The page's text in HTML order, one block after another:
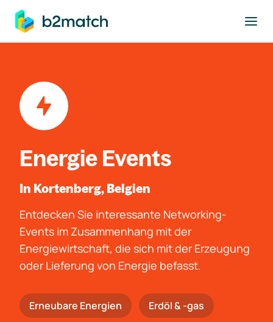
springen
Energie Events
In Kortenberg, Belgien
Entdecken Sie interessante Networking-
Events im Zusammenhang mit der
Energiewirtschaft, die sich mit der Erzeugung
oder Lieferung von Energie befasst.
Erneubare Energien Erdöl & -gas